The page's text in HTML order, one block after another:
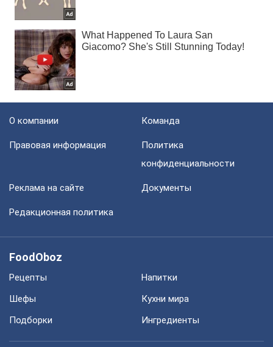
О компании Команда
Правовая информация
Политика
конфиденциальности
Реклама на сайте Документы
Редакционная политика
FoodOboz
Рецепты
Напитки
Шефы
Кухни мира
Подборки
Ингредиенты